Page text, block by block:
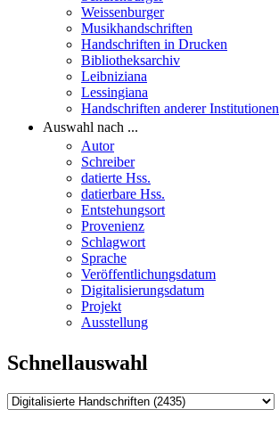
Weissenburger
Musikhandschriften
Handschriften in Drucken
Bibliotheksarchiv
Leibniziana
Lessingiana
Handschriften anderer Institutionen
Auswahl nach ...
Autor
Schreiber
datierte Hss.
datierbare Hss.
Entstehungsort
Provenienz
Schlagwort
Sprache
Veröffentlichungsdatum
Digitalisierungsdatum
Projekt
Ausstellung
Schnellauswahl